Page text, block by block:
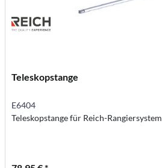
Teleskopstange
E6404
Teleskopstange für Reich-Rangiersystem